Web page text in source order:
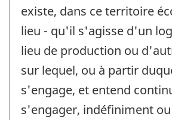
existe, dans ce territoire
lieu - qu'il s'agisse d'un
lieu de production ou
sur lequel, ou à partir
s'engage, et entend
s'engager, indéfiniment